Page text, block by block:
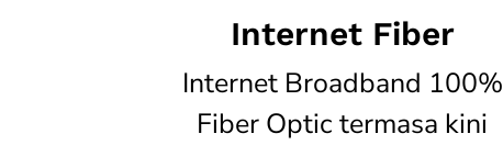
Internet Fiber
Internet Broadband 100%
Fiber Optic termasa kini